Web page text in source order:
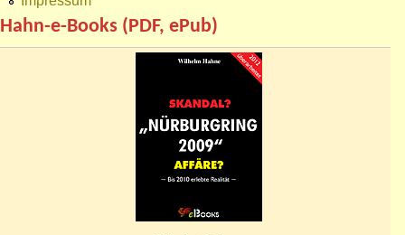
Hahn-e-Books (PDF, ePub)